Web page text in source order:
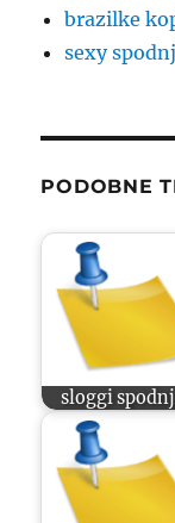
brazilke
sexy
PODOBNE
sloggi